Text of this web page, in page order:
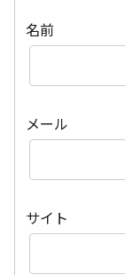
名前
メール
サイト